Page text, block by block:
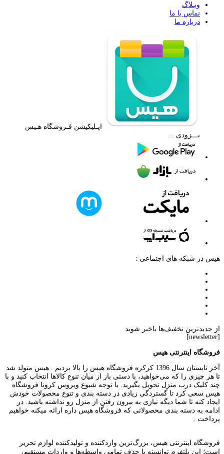
وبـلاگ
تماس با ما
درباره ما
اپـلیکیشن فـروشگاه هـیس
بـــزودی ...
هیس در شبکه های اجتماعی :
از جدیدترین تخفیف‌ها باخبر شوید
[newsletter]
فروشگاه اینترنتی هیس
آخر تابستان سال 1396 کرکره فروشگاه هیس را بالا بردیم . هیس متولد شد
تا هر چیزی را که می‌خواهید، با دستی باز از میان تنوع کالاها انتخاب کنید و با
چند کلیک درب منزل تحویل بگیرید. با توجه شیوع ویروس کرونا فروشگاه
هیس سعی کرد تا گستردگی زیادی در دسته بندی و تنوع محصولات خودش
ایجاد کنه تا شما دیگه نیازی به بیرون رفتن از منزل رو نداشته باشید. در
ادامه به دسته بندی محصولاتی که فروشگاه هیس داره ارائه میکنه خواهیم
پرداخت .
فروشگاه اینترنتی هیس، بزرگ‌ترین وارد‌کننده و تولید‌کننده لوازم تحریر
است؛ این پلتفرم توانسته با حذف تمامی واسطه‌ها و واردات مستقیم،